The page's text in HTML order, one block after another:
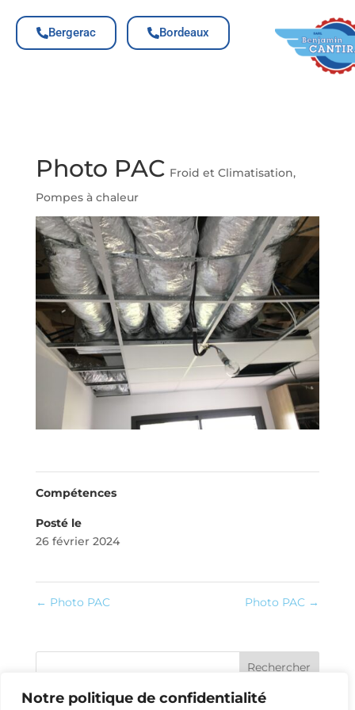
Notre politique de confidentialité
Bergerac Bordeaux
Photo PAC Froid et Climatisation,
Pompes à chaleur
Compétences
Posté le
26 février 2024
← Photo PAC Photo PAC →
Rechercher